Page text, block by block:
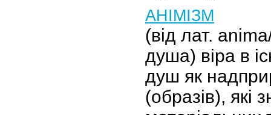
АНІМІЗМ
(від лат.
душа) віра в
душ як
(образів), які